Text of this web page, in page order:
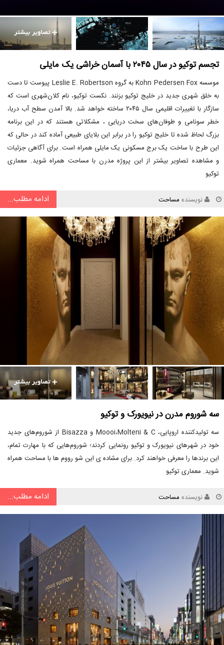
تجسم توکیو در سال ۲۰۴۵ با آسمان خراشی یک مایلی
موسسه Kohn Pedersen Fox به گروه Leslie E. Robertson پیوست تا دست
به خلق شهری جدید در خلیج توکیو بزنند. نکست توکیو، نام کلان‌شهری است که
سازگار با تغییرات اقلیمی سال ۲۰۴۵ ساخته خواهد شد. بالا آمدن سطح آب دریا،
خطر سونامی و طوفان‌های سخت دریایی ، مشکلاتی هستند که در این برنامه
بزرگ لحاظ شده تا خلیج توکیو را در برابر این بلایای طبیعی آماده کند در حالی که
این طرح با ساخت یک برج مسکونی یک مایلی همراه است. برای آگاهی جزئیات
و مشاهده تصاویر بیشتر از این پروژه مدرن با مساحت همراه شوید. معماری
توکیو
نویسنده مساحت ادامه مطلب...
سه شوروم مدرن در نیویورک و توکیو
سه تولیدکننده اروپایی، Moooi،Molteni & C و Bisazza از شوروم‌های جدید
خود در شهرهای نیویورک و توکیو رونمایی کردند؛ شوروم‌هایی که با مهارت تمام،
این برندها را معرفی خواهند کرد. برای مشاده ی این شو رووم ها با مساحت همراه
شوید. معماری توکیو
نویسنده مساحت ادامه مطلب...